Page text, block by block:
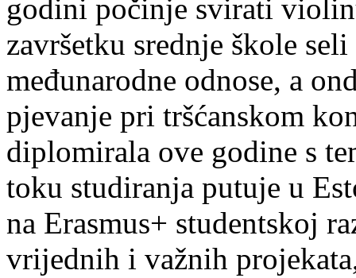
godini počinje svirati
završetku srednje škole
međunarodne odnose, a
pjevanje pri tršćanskom
diplomirala ove godine s
toku studiranja putuje u
na Erasmus+ studentskoj
vrijednih i važnih